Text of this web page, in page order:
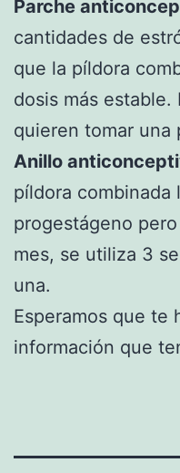
Parche
cantidades de
que la píldora
dosis más estable.
quieren tomar una
Anillo
píldora combinada
progestágeno
mes, se utiliza 3
una.
Esperamos que te
información que